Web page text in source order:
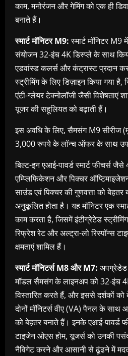
काम, मनोरंजन और गेमिंग को एक ही
बनाते हैं।
स्मार्ट मॉनिटरM9:स्मार्ट मॉनिटर
संयोजन 32-इंच 4K डिस्प्ले के साथ
एडवांस्‍ड कलर्स और कंट्रास्ट प्रदान
स्ट्रीमिंग के लिए डिज़ाइन किया गया
एंटी-ग्लेयर टेक्‍नोलॉजी जैसी विशेषताएं
यूजर की सहूलियत को बढ़ाती हैं।
इस अवधि के लिए, सैमसंग M9 सीरीज
3,000 रुपये के लॉन्च ऑफर के साथ
बिल्ट-इन एआई-पावर्ड स्मार्ट फीचर्स
एम्प्लिफिकेशन और पिक्चर
साउंड एवं पिक्‍चर की गुणवत्ता को बेहतर
अनुकूलित होता है। यह मॉनिटर एक
काम करता है, जिसमें इंटीग्रेटेड
रिफ्रेश रेट और अल्ट्रा-लो रिस्पॉन्स
क्षमताएं शामिल हैं।
स्मार्ट मॉनिटर्सM8औरM7: अपग्रेडेड
मॉडल सैमसंग के लाइनअप को 32-इंच
विस्तारित करते हैं, और इससे दर्शकों को
दोनों मॉनिटर्स वीए (VA) पैनल के साथ
को बेहतर बनाते हैं। इनके एआई-पावर्ड
टाइजेन ओएस होम, यूजर्स को उनकी
नैविगेट करने और आसानी से ढूंढने में